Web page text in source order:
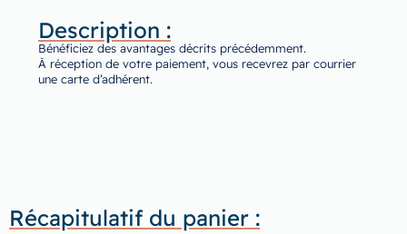
Description :
Bénéficiez des avantages décrits précédemment.
À réception de votre paiement, vous recevrez par courrier
une carte d’adhérent.
Récapitulatif du panier :